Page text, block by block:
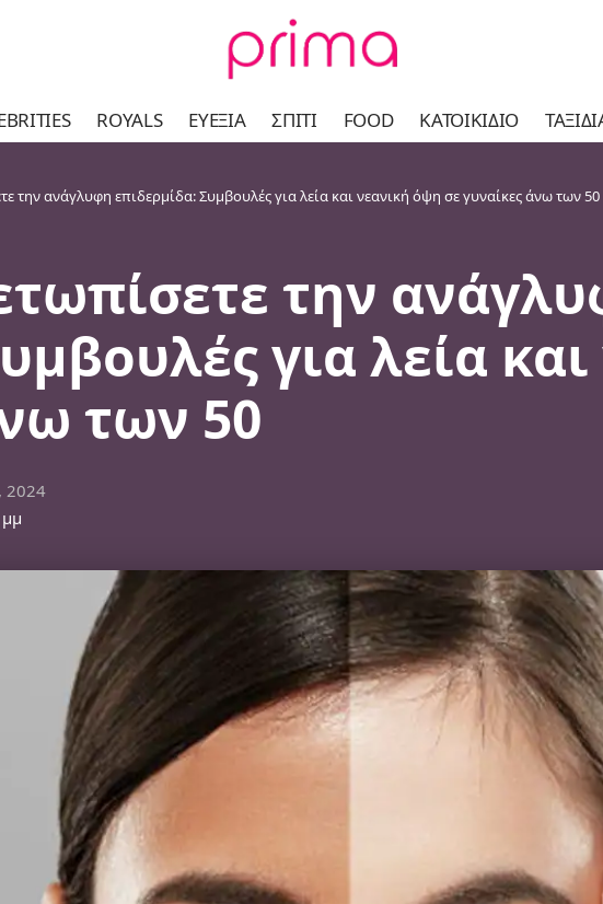
ROYALS ΕΥΕΞΊΑ ΣΠΊΤΙ FOOD ΚΑΤΟΙΚΊΔΙΟ
την ανάγλυφη επιδερμίδα: Συμβουλές για λεία και νεανική όψη σε γυναίκες άνω των 50
την
για λεία
των 50
2024